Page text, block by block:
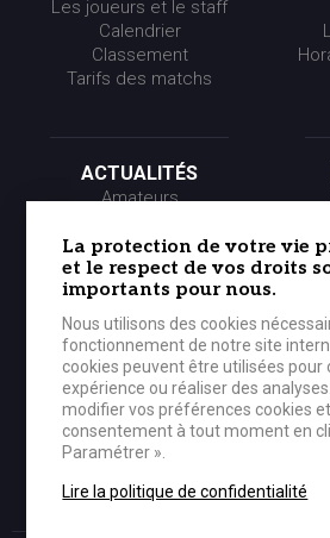
Les joueurs et le staff
Calendrier
Classement
Tarifs des matchs
ACTUALITÉS
Amateurs
Presse
Partenaires
LE CLUB
Historique
Organigramme
BOUTIQUE OFFICIELLE
La protection de votre vie
et le respect de vos droits
importants pour nous.
Nous utilisons des cookies
fonctionnement de notre site
cookies peuvent être utilisées pour
expérience ou réaliser des
modifier vos préférences cookies
consentement à tout moment en
Paramétrer ».
Lire la politique de confidentialité